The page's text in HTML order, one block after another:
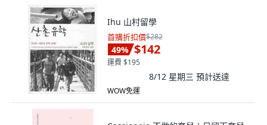
Ihu 山村留學
首購折扣價$282
49% $142
運費 $195
8/12 星期三 預計送達
WOW免運